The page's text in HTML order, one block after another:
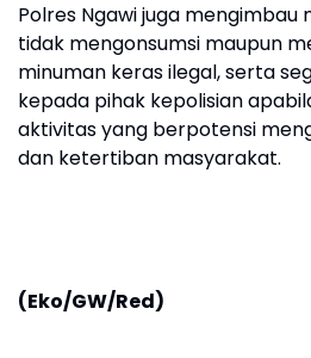
Polres Ngawi juga
tidak mengonsumsi maupun
minuman keras ilegal, serta
kepada pihak kepolisian
aktivitas yang berpotensi
dan ketertiban masyarakat.
(Eko/GW/Red)